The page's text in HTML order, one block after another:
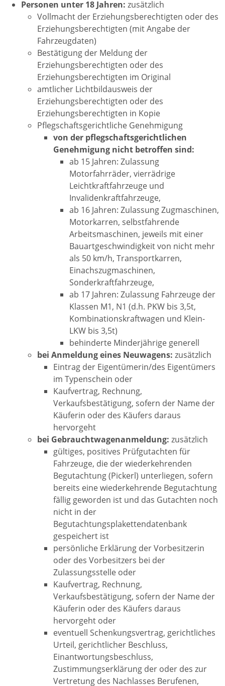
Personen unter 18 Jahren: zusätzlich
Vollmacht der Erziehungsberechtigten oder des
Erziehungsberechtigten (mit Angabe der
Fahrzeugdaten)
Bestätigung der Meldung der
Erziehungsberechtigten oder des
Erziehungsberechtigten im Original
amtlicher Lichtbildausweis der
Erziehungsberechtigten oder des
Erziehungsberechtigten in Kopie
Pflegschaftsgerichtliche Genehmigung
von der pflegschaftsgerichtlichen
Genehmigung nicht betroffen sind:
ab 15 Jahren: Zulassung
Motorfahrräder, vierrädrige
Leichtkraftfahrzeuge und
Invalidenkraftfahrzeuge,
ab 16 Jahren: Zulassung Zugmaschinen,
Motorkarren, selbstfahrende
Arbeitsmaschinen, jeweils mit einer
Bauartgeschwindigkeit von nicht mehr
als 50 km/h, Transportkarren,
Einachszugmaschinen,
Sonderkraftfahrzeuge,
ab 17 Jahren: Zulassung Fahrzeuge der
Klassen M1, N1 (d.h. PKW bis 3,5t,
Kombinationskraftwagen und Klein-
LKW bis 3,5t)
behinderte Minderjährige generell
bei Anmeldung eines Neuwagens: zusätzlich
Eintrag der Eigentümerin/des Eigentümers
im Typenschein oder
Kaufvertrag, Rechnung,
Verkaufsbestätigung, sofern der Name der
Käuferin oder des Käufers daraus
hervorgeht
bei Gebrauchtwagenanmeldung: zusätzlich
gültiges, positives Prüfgutachten für
Fahrzeuge, die der wiederkehrenden
Begutachtung (Pickerl) unterliegen, sofern
bereits eine wiederkehrende Begutachtung
fällig geworden ist und das Gutachten noch
nicht in der
Begutachtungsplakettendatenbank
gespeichert ist
persönliche Erklärung der Vorbesitzerin
oder des Vorbesitzers bei der
Zulassungsstelle oder
Kaufvertrag, Rechnung,
Verkaufsbestätigung, sofern der Name der
Käuferin oder des Käufers daraus
hervorgeht oder
eventuell Schenkungsvertrag, gerichtliches
Urteil, gerichtlicher Beschluss,
Einantwortungsbeschluss,
Zustimmungserklärung der oder des zur
Vertretung des Nachlasses Berufenen,